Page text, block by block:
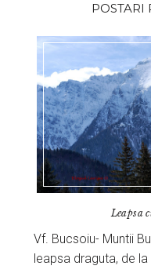
POSTARI
Leapsa
Vf. Bucsoiu- Muntii
leapsa draguta, de